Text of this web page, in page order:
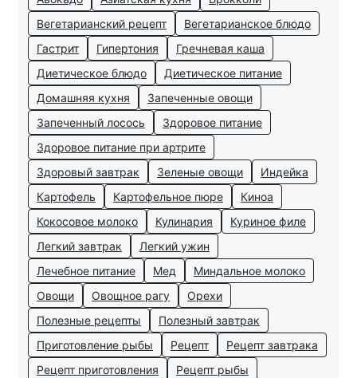
Вегетарианский рецепт
Вегетарианское блюдо
Гастрит
Гипертония
Гречневая каша
Диетическое блюдо
Диетическое питание
Домашняя кухня
Запеченные овощи
Запеченный лосось
Здоровое питание
Здоровое питание при артрите
Здоровый завтрак
Зеленые овощи
Индейка
Картофель
Картофельное пюре
Киноа
Кокосовое молоко
Кулинария
Куриное филе
Легкий завтрак
Легкий ужин
Лечебное питание
Мед
Миндальное молоко
Овощи
Овощное рагу
Орехи
Полезные рецепты
Полезный завтрак
Приготовление рыбы
Рецепт
Рецепт завтрака
Рецепт приготовления
Рецепт рыбы